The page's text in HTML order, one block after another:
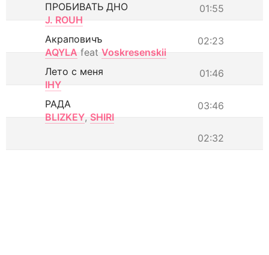
01:55
ПРОБИВАТЬ ДНО
J. ROUH
02:23
Акраповичъ
AQYLA feat Voskresenskii
01:46
Лето с меня
IHY
03:46
РАДА
BLIZKEY, SHIRI
02:32